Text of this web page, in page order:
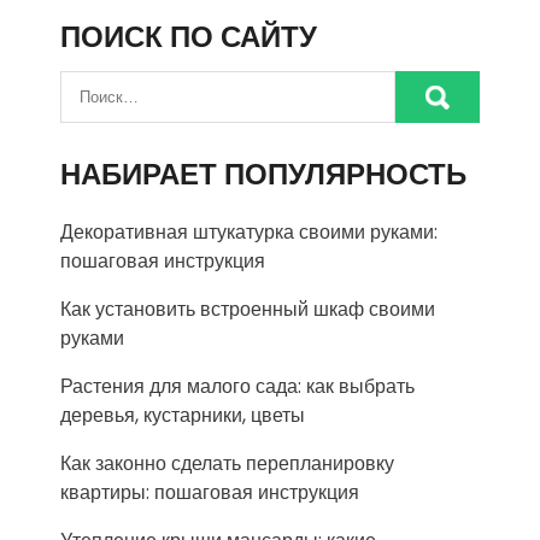
ПОИСК ПО САЙТУ
НАБИРАЕТ ПОПУЛЯРНОСТЬ
Декоративная штукатурка своими руками:
пошаговая инструкция
Как установить встроенный шкаф своими
руками
Растения для малого сада: как выбрать
деревья, кустарники, цветы
Как законно сделать перепланировку
квартиры: пошаговая инструкция